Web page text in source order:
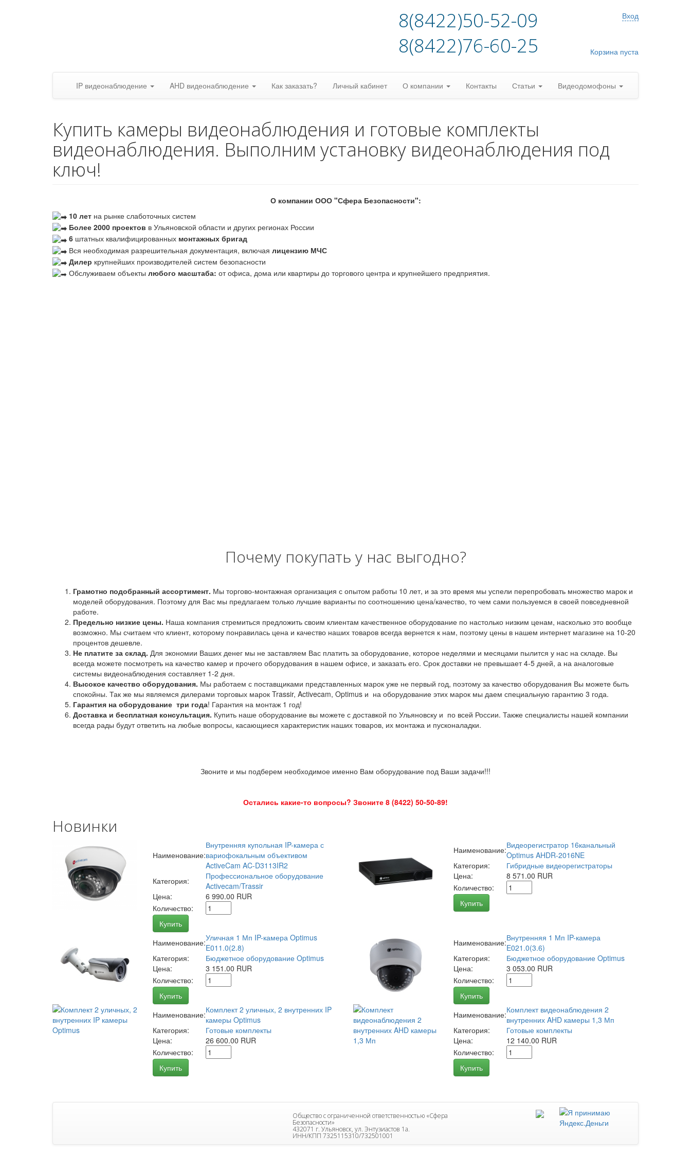
8(8422)50-52-09
8(8422)76-60-25
Вход
Корзина пуста
IP видеонаблюдение AHD видеонаблюдение Как заказать? Личный кабинет О компании Контакты Статьи Видеодомофоны
Купить камеры видеонаблюдения и готовые комплекты
видеонаблюдения. Выполним установку видеонаблюдения под
ключ!
О компании ООО "Сфера Безопасности":
10 лет на рынке слаботочных систем
Более 2000 проектов в Ульяновской области и других регионах России
6 штатных квалифицированных монтажных бригад
Вся необходимая разрешительная документация, включая лицензию МЧС
Дилер крупнейших производителей систем безопасности
Обслуживаем объекты любого масштаба: от офиса, дома или квартиры до торгового центра и крупнейшего предприятия.
Почему покупать у нас выгодно?
Грамотно подобранный ассортимент. Мы торгово-монтажная организация с опытом работы 10 лет, и за это время мы успели перепробовать множество марок и
моделей оборудования. Поэтому для Вас мы предлагаем только лучшие варианты по соотношению цена/качество, то чем сами пользуемся в своей повседневной
работе.
Предельно низкие цены. Наша компания стремиться предложить своим клиентам качественное оборудование по настолько низким ценам, насколько это вообще
возможно. Мы считаем что клиент, которому понравилась цена и качество наших товаров всегда вернется к нам, поэтому цены в нашем интернет магазине на 10-20
процентов дешевле.
Не платите за склад. Для экономии Ваших денег мы не заставляем Вас платить за оборудование, которое неделями и месяцами пылится у нас на складе. Вы
всегда можете посмотреть на качество камер и прочего оборудования в нашем офисе, и заказать его. Срок доставки не превышает 4-5 дней, а на аналоговые
системы видеонаблюдения составляет 1-2 дня.
Высокое качество оборудования. Мы работаем с поставщиками представленных марок уже не первый год, поэтому за качество оборудования Вы можете быть
спокойны. Так же мы являемся дилерами торговых марок Trassir, Activecam, Optimus и на оборудование этих марок мы даем специальную гарантию 3 года.
Гарантия на оборудование три года! Гарантия на монтаж 1 год!
Доставка и бесплатная консультация. Купить наше оборудование вы можете с доставкой по Ульяновску и по всей России. Также специалисты нашей компании
всегда рады будут ответить на любые вопросы, касающиеся характеристик наших товаров, их монтажа и пусконаладки.
Звоните и мы подберем необходимое именно Вам оборудование под Ваши задачи!!!
Остались какие-то вопросы? Звоните 8 (8422) 50-50-89!
Новинки
Наименование:
Внутренняя купольная IP-камера с
вариофокальным объективом
ActiveCam AC-D3113IR2
Категория:
Профессиональное оборудование
Activecam/Trassir
Цена:
6 990.00 RUR
Количество:
Купить
Наименование:Видеорегистратор 16канальный
Optimus AHDR-2016NE
Категория:
Гибридные видеорегистраторы
Цена:
8 571.00 RUR
Количество:
Купить
Наименование:Уличная 1 Мп IP-камера Optimus
E011.0(2.8)
Категория:
Бюджетное оборудование Optimus
Цена:
3 151.00 RUR
Количество:
Купить
Наименование:Внутренняя 1 Мп IP-камера
E021.0(3.6)
Категория:
Бюджетное оборудование Optimus
Цена:
3 053.00 RUR
Количество:
Купить
Наименование:Комплект 2 уличных, 2 внутренних IP
камеры Optimus
Категория:
Готовые комплекты
Цена:
26 600.00 RUR
Количество:
Купить
Наименование:Комплект видеонаблюдения 2
внутренних AHD камеры 1,3 Мп
Категория:
Готовые комплекты
Цена:
12 140.00 RUR
Количество:
Купить
Общество с ограниченной ответственностью «Сфера
Безопасности»
432071 г. Ульяновск, ул. Энтузиастов 1а.
ИНН/КПП 7325115310/732501001